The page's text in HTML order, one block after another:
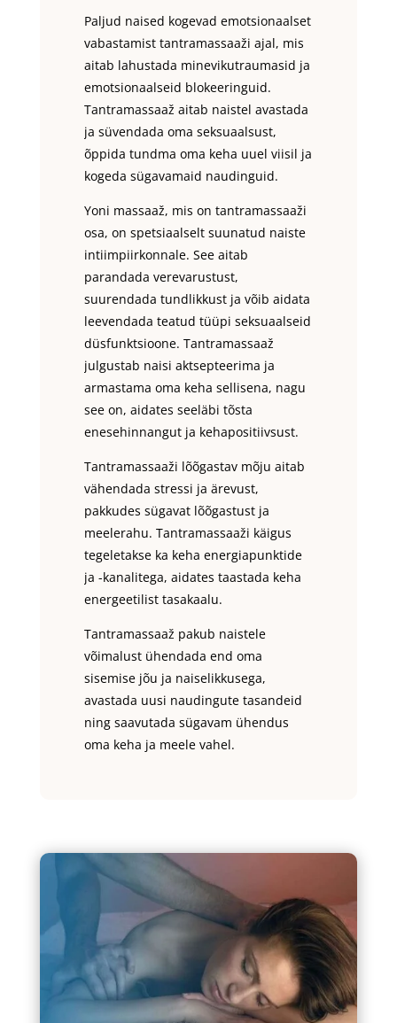
Paljud naised kogevad emotsionaalset
vabastamist tantramassaaži ajal, mis
aitab lahustada minevikutraumasid ja
emotsionaalseid blokeeringuid.
Tantramassaaž aitab naistel avastada
ja süvendada oma seksuaalsust,
õppida tundma oma keha uuel viisil ja
kogeda sügavamaid naudinguid.
Yoni massaaž, mis on tantramassaaži
osa, on spetsiaalselt suunatud naiste
intiimpiirkonnale. See aitab
parandada verevarustust,
suurendada tundlikkust ja võib aidata
leevendada teatud tüüpi seksuaalseid
düsfunktsioone. Tantramassaaž
julgustab naisi aktsepteerima ja
armastama oma keha sellisena, nagu
see on, aidates seeläbi tõsta
enesehinnangut ja kehapositiivsust.
Tantramassaaži lõõgastav mõju aitab
vähendada stressi ja ärevust,
pakkudes sügavat lõõgastust ja
meelerahu. Tantramassaaži käigus
tegeletakse ka keha energiapunktide
ja -kanalitega, aidates taastada keha
energeetilist tasakaalu.
Tantramassaaž pakub naistele
võimalust ühendada end oma
sisemise jõu ja naiselikkusega,
avastada uusi naudingute tasandeid
ning saavutada sügavam ühendus
oma keha ja meele vahel.